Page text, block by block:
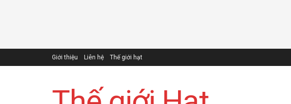
Giới thiệu Liên hệ Thế giới hạt